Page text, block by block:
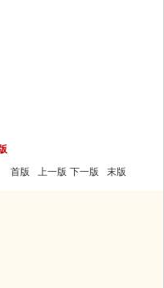
首版 上一版 下一版 末版